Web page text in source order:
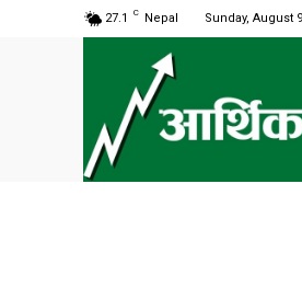
27.1 C Nepal Sunday, August